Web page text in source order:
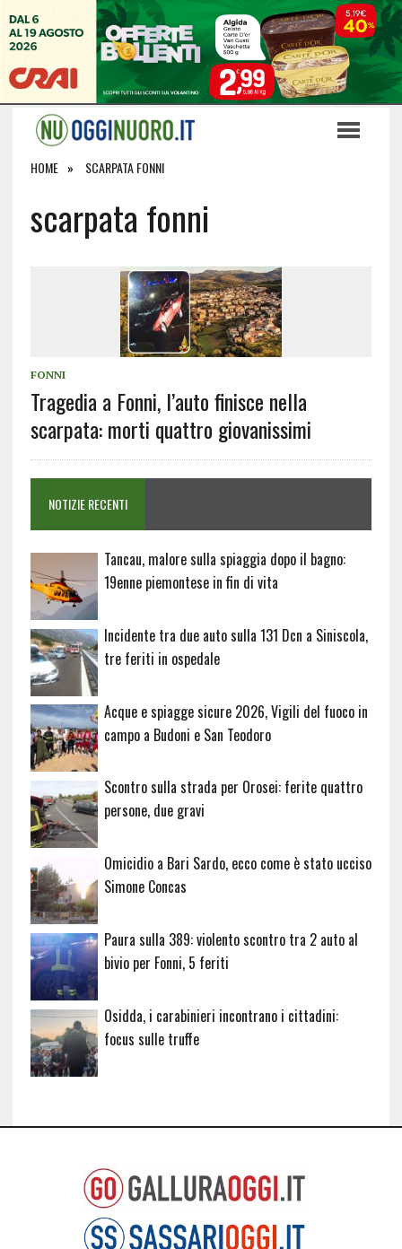
HOME SCARPATA FONNI
scarpata fonni
FONNI
Tragedia a Fonni, l’auto finisce nella
scarpata: morti quattro giovanissimi
NOTIZIE RECENTI
Tancau, malore sulla spiaggia dopo il bagno:
19enne piemontese in fin di vita
Incidente tra due auto sulla 131 Dcn a Siniscola,
tre feriti in ospedale
Acque e spiagge sicure 2026, Vigili del fuoco in
campo a Budoni e San Teodoro
Scontro sulla strada per Orosei: ferite quattro
persone, due gravi
Omicidio a Bari Sardo, ecco come è stato ucciso
Simone Concas
Paura sulla 389: violento scontro tra 2 auto al
bivio per Fonni, 5 feriti
Osidda, i carabinieri incontrano i cittadini:
focus sulle truffe